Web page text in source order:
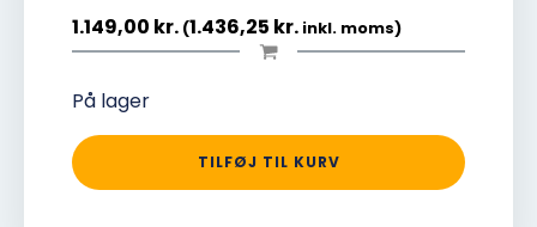
1.149,00 kr. (1.436,25 kr. inkl. moms)
På lager
TILFØJ TIL KURV